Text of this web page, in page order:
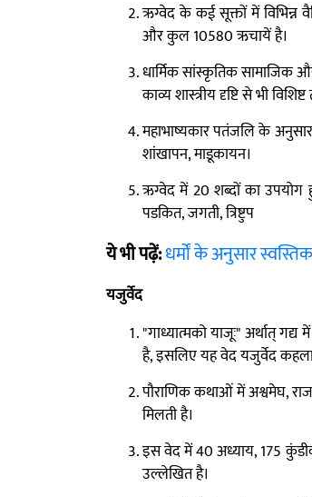
ऋग्वेद के कई सूक्तों में विभिन्न
और कुल 10580 ऋचायें है।
धार्मिक सांस्कृतिक सामाजिक
काव्य शास्त्रीय दृष्टि से भी
महाभाष्यकार पतंजलि के
शांखापन, माडूकायन।
ऋग्वेद में 20 शब्दों का उपयोग
पडकित, जगती, त्रिष्टुप
ये भी पढ़ें:धर्मों के अनुसार
यजुर्वेद
"गाध्यात्मको याजूः" अर्थात्
है, इसलिए यह वेद यजुर्वेद
पौराणिक कथाओं में अश्वमेघ,
मिलती है।
इस वेद में 40 अध्याय, 175
उल्लेखित है।